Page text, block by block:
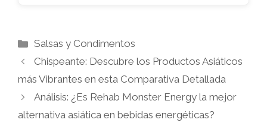
Categorías
Salsas y Condimentos
Chispeante: Descubre los Productos Asiáticos
más Vibrantes en esta Comparativa Detallada
Análisis: ¿Es Rehab Monster Energy la mejor
alternativa asiática en bebidas energéticas?